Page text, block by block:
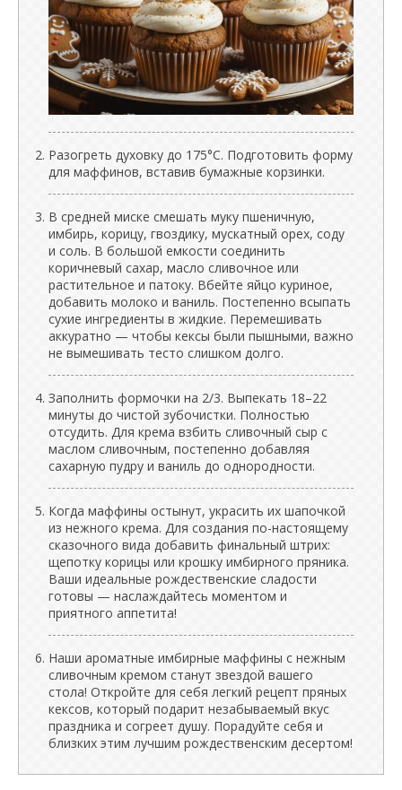
Разогреть духовку до 175°C. Подготовить форму
для маффинов, вставив бумажные корзинки.
В средней миске смешать муку пшеничную,
имбирь, корицу, гвоздику, мускатный орех, соду
и соль. В большой емкости соединить
коричневый сахар, масло сливочное или
растительное и патоку. Вбейте яйцо куриное,
добавить молоко и ваниль. Постепенно всыпать
сухие ингредиенты в жидкие. Перемешивать
аккуратно — чтобы кексы были пышными, важно
не вымешивать тесто слишком долго.
Заполнить формочки на 2/3. Выпекать 18–22
минуты до чистой зубочистки. Полностью
отсудить. Для крема взбить сливочный сыр с
маслом сливочным, постепенно добавляя
сахарную пудру и ваниль до однородности.
Когда маффины остынут, украсить их шапочкой
из нежного крема. Для создания по-настоящему
сказочного вида добавить финальный штрих:
щепотку корицы или крошку имбирного пряника.
Ваши идеальные рождественские сладости
готовы — наслаждайтесь моментом и
приятного аппетита!
Наши ароматные имбирные маффины с нежным
сливочным кремом станут звездой вашего
стола! Откройте для себя легкий рецепт пряных
кексов, который подарит незабываемый вкус
праздника и согреет душу. Порадуйте себя и
близких этим лучшим рождественским десертом!